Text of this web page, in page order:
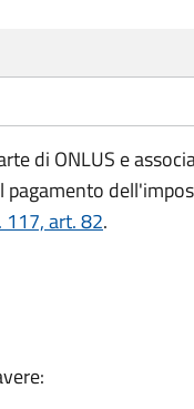
di ONLUS e
art. 82.